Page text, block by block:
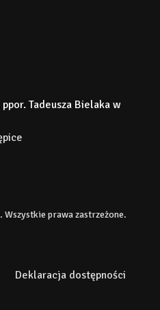
Tadeusza Bielaka w
prawa zastrzeżone.
Deklaracja dostępności